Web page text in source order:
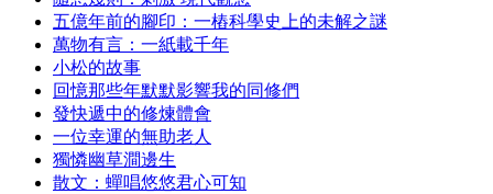
五億年前的腳印：一樁科學史上的未解之謎
萬物有言：一紙載千年
小松的故事
回憶那些年默默影響我的同修們
發快遞中的修煉體會
一位幸運的無助老人
獨憐幽草澗邊生
散文：蟬唱悠悠君心可知